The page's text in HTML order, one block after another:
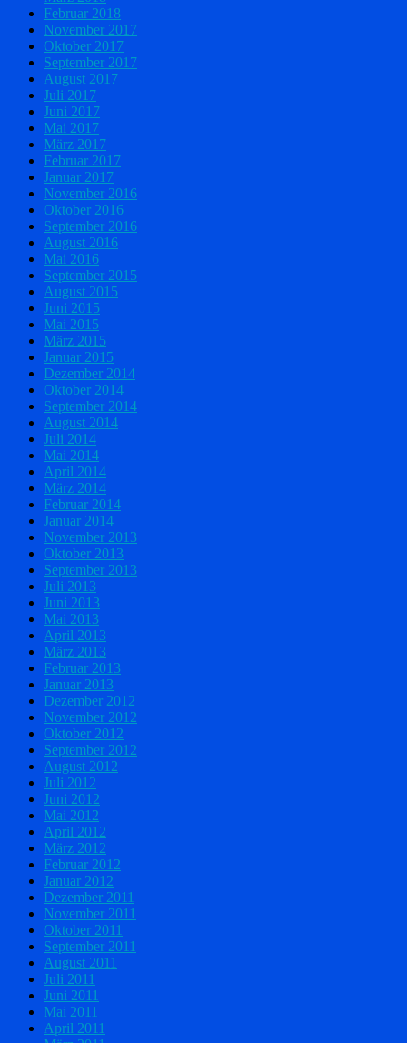
Februar 2018
November 2017
Oktober 2017
September 2017
August 2017
Juli 2017
Juni 2017
Mai 2017
März 2017
Februar 2017
Januar 2017
November 2016
Oktober 2016
September 2016
August 2016
Mai 2016
September 2015
August 2015
Juni 2015
Mai 2015
März 2015
Januar 2015
Dezember 2014
Oktober 2014
September 2014
August 2014
Juli 2014
Mai 2014
April 2014
März 2014
Februar 2014
Januar 2014
November 2013
Oktober 2013
September 2013
Juli 2013
Juni 2013
Mai 2013
April 2013
März 2013
Februar 2013
Januar 2013
Dezember 2012
November 2012
Oktober 2012
September 2012
August 2012
Juli 2012
Juni 2012
Mai 2012
April 2012
März 2012
Februar 2012
Januar 2012
Dezember 2011
November 2011
Oktober 2011
September 2011
August 2011
Juli 2011
Juni 2011
Mai 2011
April 2011